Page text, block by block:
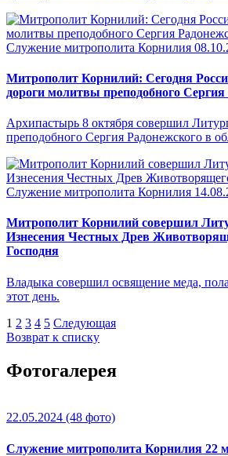
Служение митрополита Корнилия
Митрополит Корнилий: Сегодня
дороги молитвы преподобного Сергия
Архипастырь 8 октября совершил
преподобного Сергия Радонежского в
Служение митрополита Корнилия
Митрополит Корнилий совершил
Изнесения Честных Древ
Господня
Владыка совершил освящение меда,
этот день.
1 2 3 4 5 Следующая
Возврат к списку
Фотогалерея
22.05.2024 (48 фото)
Служение митрополита Корнилия 22